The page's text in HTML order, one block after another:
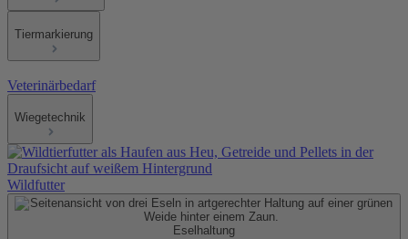
Tiermarkierung
Veterinärbedarf
Wiegetechnik
Wildfutter
Eselhaltung